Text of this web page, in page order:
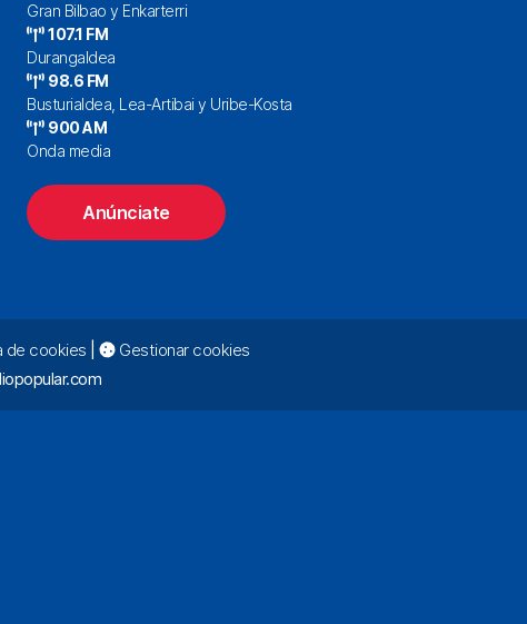
Gran Bilbao y Enkarterri
107.1 FM
Durangaldea
98.6 FM
Busturialdea, Lea-Artibai y Uribe-Kosta
900 AM
Onda media
Anúnciate
de cookies
Gestionar cookies